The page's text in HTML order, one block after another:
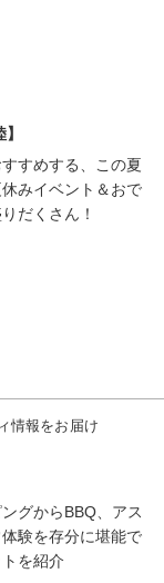
すめする、この夏
みイベント＆おで
だくさん！
情報をお届け
グからBBQ、アス
験を存分に堪能で
を紹介